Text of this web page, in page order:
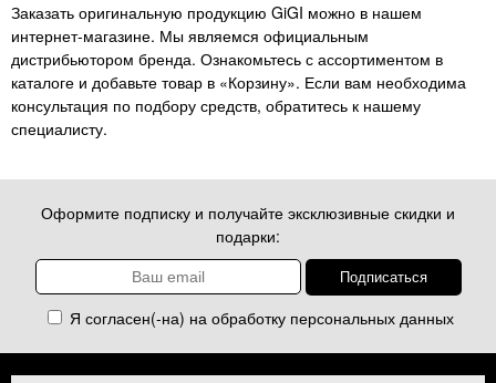
Заказать оригинальную продукцию GiGI можно в нашем
интернет-магазине. Мы являемся официальным
дистрибьютором бренда. Ознакомьтесь с ассортиментом в
каталоге и добавьте товар в «Корзину». Если вам необходима
консультация по подбору средств, обратитесь к нашему
специалисту.
Оформите подписку и получайте эксклюзивные скидки и
подарки:
Я согласен(-на) на обработку персональных данных